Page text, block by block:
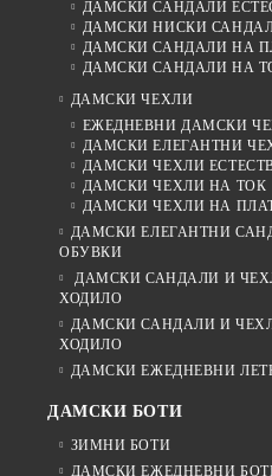
ДАМСКИ САНДАЛИ
ДАМСКИ НИСКИ
ДАМСКИ САНДАЛИ НА
ДАМСКИ САНДАЛИ НА
ДАМСКИ ЧЕХЛИ
ЕЖЕДНЕВНИ ДАМСКИ
ДАМСКИ ЕЛЕГАНТНИ
ДАМСКИ ЧЕХЛИ
ДАМСКИ ЧЕХЛИ НА ТОК
ДАМСКИ ЧЕХЛИ НА
ДАМСКИ ЕЛЕГАНТНИ
ОБУВКИ
ДАМСКИ САНДАЛИ И
ХОДИЛО
ДАМСКИ САНДАЛИ И
ХОДИЛО
ДАМСКИ ЕЖЕДНЕВНИ
ДАМСКИ БОТИ
ЗИМНИ БОТИ
ДАМСКИ ЕЖЕДНЕВНИ